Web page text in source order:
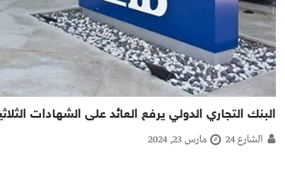
البنك التجاري الدولي يرفع العائد على الشهادات الثلاثية
الشارع 24 مارس 23, 2024